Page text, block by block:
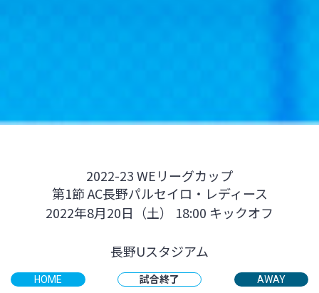
2022-23 WEリーグカップ
第1節 AC長野パルセイロ・レディース
2022年8月20日（土） 18:00 キックオフ
長野Uスタジアム
HOME 試合終了 AWAY